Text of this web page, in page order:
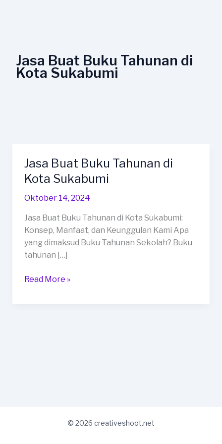
Jasa Buat Buku Tahunan di
Kota Sukabumi
Jasa Buat Buku Tahunan di
Kota Sukabumi
Oktober 14, 2024
Jasa Buat Buku Tahunan di Kota Sukabumi:
Konsep, Manfaat, dan Keunggulan Kami Apa
yang dimaksud Buku Tahunan Sekolah? Buku
tahunan […]
Jasa
Buat
Buku
Tahunan
Kota
Sukabumi
Read More »
© 2026 creativeshoot.net